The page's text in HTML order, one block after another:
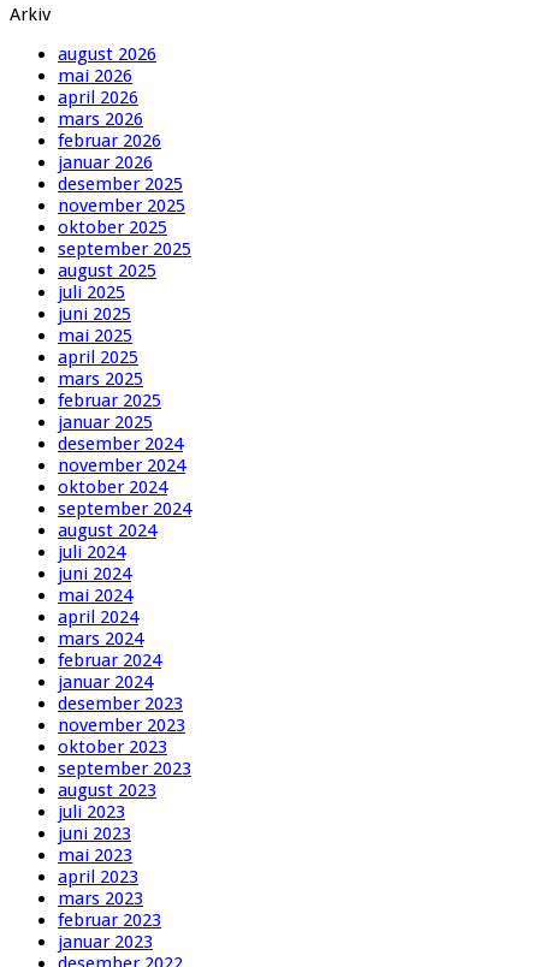
Arkiv
august 2026
mai 2026
april 2026
mars 2026
februar 2026
januar 2026
desember 2025
november 2025
oktober 2025
september 2025
august 2025
juli 2025
juni 2025
mai 2025
april 2025
mars 2025
februar 2025
januar 2025
desember 2024
november 2024
oktober 2024
september 2024
august 2024
juli 2024
juni 2024
mai 2024
april 2024
mars 2024
februar 2024
januar 2024
desember 2023
november 2023
oktober 2023
september 2023
august 2023
juli 2023
juni 2023
mai 2023
april 2023
mars 2023
februar 2023
januar 2023